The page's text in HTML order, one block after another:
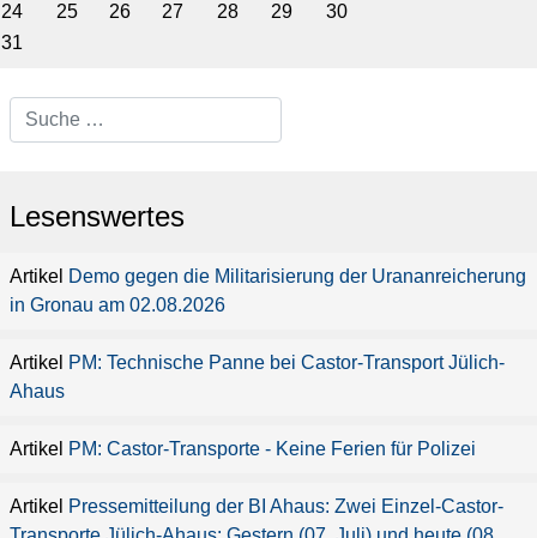
24
25 26 27 28 29
30
31
Lesenswertes
Demo gegen die Militarisierung der Urananreicherung
in Gronau am 02.08.2026
PM: Technische Panne bei Castor-Transport Jülich-
Ahaus
PM: Castor-Transporte - Keine Ferien für Polizei
Pressemitteilung der BI Ahaus: Zwei Einzel-Castor-